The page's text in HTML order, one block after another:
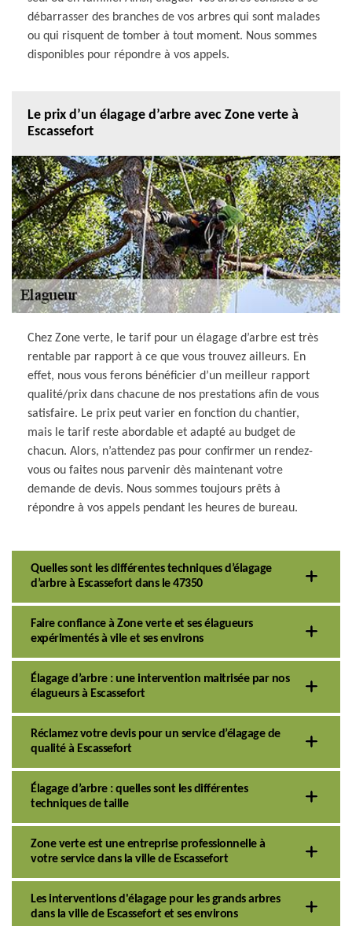
débarrasser des branches de vos arbres qui sont malades
ou qui risquent de tomber à tout moment. Nous sommes
disponibles pour répondre à vos appels.
Le prix d’un élagage d’arbre avec Zone verte à
Escassefort
Chez Zone verte, le tarif pour un élagage d’arbre est très
rentable par rapport à ce que vous trouvez ailleurs. En
effet, nous vous ferons bénéficier d’un meilleur rapport
qualité/prix dans chacune de nos prestations afin de vous
satisfaire. Le prix peut varier en fonction du chantier,
mais le tarif reste abordable et adapté au budget de
chacun. Alors, n’attendez pas pour confirmer un rendez-
vous ou faites nous parvenir dès maintenant votre
demande de devis. Nous sommes toujours prêts à
répondre à vos appels pendant les heures de bureau.
Quelles sont les différentes techniques d’élagage
d’arbre à Escassefort dans le 47350
Faire confiance à Zone verte et ses élagueurs
expérimentés à vile et ses environs
Élagage d’arbre : une intervention maitrisée par nos
élagueurs à Escassefort
Réclamez votre devis pour un service d’élagage de
qualité à Escassefort
Élagage d’arbre : quelles sont les différentes
techniques de taille
Zone verte est une entreprise professionnelle à
votre service dans la ville de Escassefort
Les interventions d'élagage pour les grands arbres
dans la ville de Escassefort et ses environs